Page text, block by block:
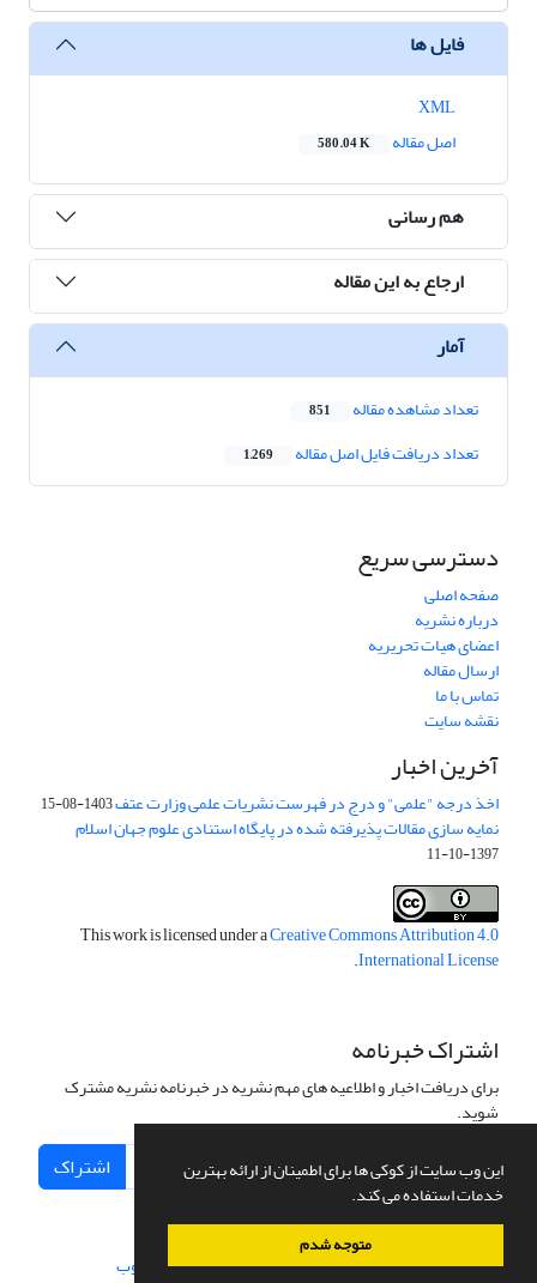
این وب سایت از کوکی ها برای اطمینان از ارائه بهترین
خدمات استفاده می کند.
متوجه شدم
فایل ها
اصل مقاله
580.04 K
هم رسانی
ارجاع به این مقاله
آمار
تعداد مشاهده مقاله 851
تعداد دریافت فایل اصل مقاله 1,269
دسترسی سریع
صفحه اصلی
درباره نشریه
اعضای هیات تحریریه
ارسال مقاله
تماس با ما
نقشه سایت
آخرین اخبار
اخذ درجه "علمی" و درج در فهرست نشریات علمی وزارت عتف1403-08-15
نمایه سازی مقالات پذیرفته شده در پایگاه استنادی علوم جهان اسلام
1397-10-11
This work is licensed under aCreative Commons Attribution 4.0
International License
.
اشتراک خبرنامه
برای دریافت اخبار و اطلاعیه های مهم نشریه در خبرنامه نشریه مشترک
شوید.
اشتراک
سامانه مدیریت نشریات علمی.طراحی و پیاده سازی از سیناوب